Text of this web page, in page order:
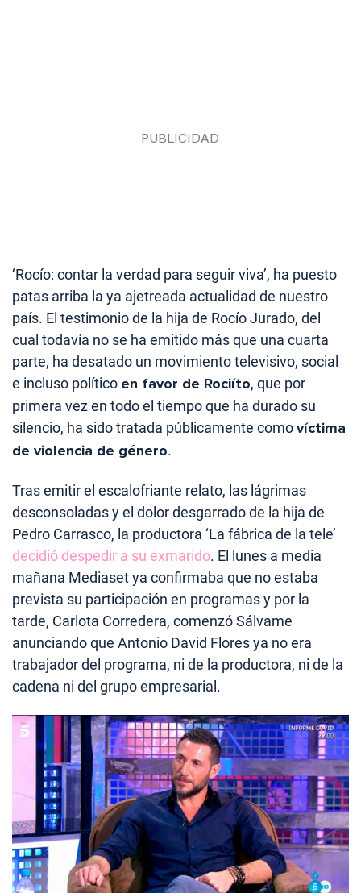
‘Rocío: contar la verdad para seguir viva’, ha puesto
patas arriba la ya ajetreada actualidad de nuestro
país. El testimonio de la hija de Rocío Jurado, del
cual todavía no se ha emitido más que una cuarta
parte, ha desatado un movimiento televisivo, social
e incluso político en favor de Rociíto, que por
primera vez en todo el tiempo que ha durado su
silencio, ha sido tratada públicamente comovíctima
de violencia de género.
Tras emitir el escalofriante relato, las lágrimas
desconsoladas y el dolor desgarrado de la hija de
Pedro Carrasco, la productora ‘La fábrica de la tele’
decidió despedir a su exmarido. El lunes a media
mañana Mediaset ya confirmaba que no estaba
prevista su participación en programas y por la
tarde, Carlota Corredera, comenzó Sálvame
anunciando que Antonio David Flores ya no era
trabajador del programa, ni de la productora, ni de la
cadena ni del grupo empresarial.